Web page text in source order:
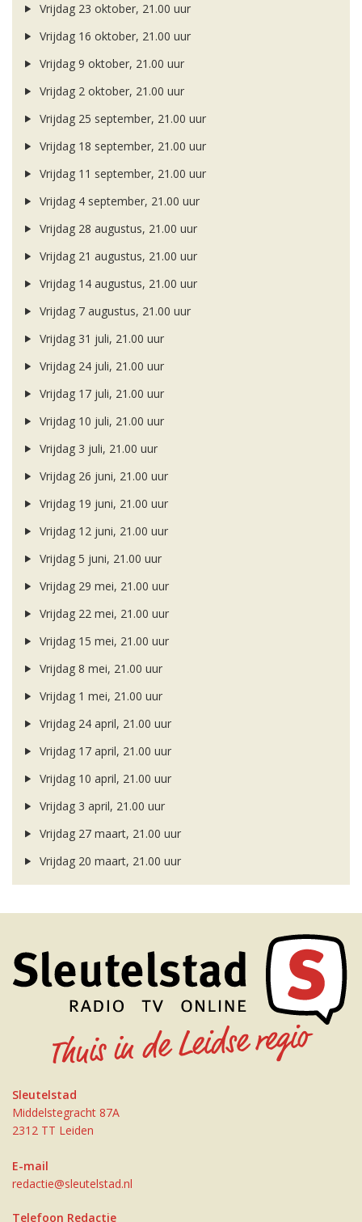
Vrijdag 23 oktober, 21.00 uur
Vrijdag 16 oktober, 21.00 uur
Vrijdag 9 oktober, 21.00 uur
Vrijdag 2 oktober, 21.00 uur
Vrijdag 25 september, 21.00 uur
Vrijdag 18 september, 21.00 uur
Vrijdag 11 september, 21.00 uur
Vrijdag 4 september, 21.00 uur
Vrijdag 28 augustus, 21.00 uur
Vrijdag 21 augustus, 21.00 uur
Vrijdag 14 augustus, 21.00 uur
Vrijdag 7 augustus, 21.00 uur
Vrijdag 31 juli, 21.00 uur
Vrijdag 24 juli, 21.00 uur
Vrijdag 17 juli, 21.00 uur
Vrijdag 10 juli, 21.00 uur
Vrijdag 3 juli, 21.00 uur
Vrijdag 26 juni, 21.00 uur
Vrijdag 19 juni, 21.00 uur
Vrijdag 12 juni, 21.00 uur
Vrijdag 5 juni, 21.00 uur
Vrijdag 29 mei, 21.00 uur
Vrijdag 22 mei, 21.00 uur
Vrijdag 15 mei, 21.00 uur
Vrijdag 8 mei, 21.00 uur
Vrijdag 1 mei, 21.00 uur
Vrijdag 24 april, 21.00 uur
Vrijdag 17 april, 21.00 uur
Vrijdag 10 april, 21.00 uur
Vrijdag 3 april, 21.00 uur
Vrijdag 27 maart, 21.00 uur
Vrijdag 20 maart, 21.00 uur
Sleutelstad
Middelstegracht 87A
2312 TT Leiden
E-mail
redactie@sleutelstad.nl
Telefoon Redactie